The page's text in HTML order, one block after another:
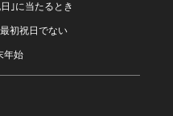
｣に当たるとき
初祝日でない
年始